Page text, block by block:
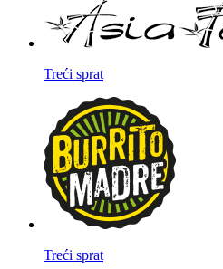
Treći sprat
Treći sprat